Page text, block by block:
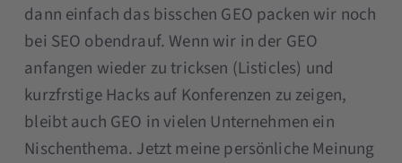
dann einfach das bisschen GEO packen wir noch
bei SEO obendrauf. Wenn wir in der GEO
anfangen wieder zu tricksen (Listicles) und
kurzfrstige Hacks auf Konferenzen zu zeigen,
bleibt auch GEO in vielen Unternehmen ein
Nischenthema. Jetzt meine persönliche Meinung